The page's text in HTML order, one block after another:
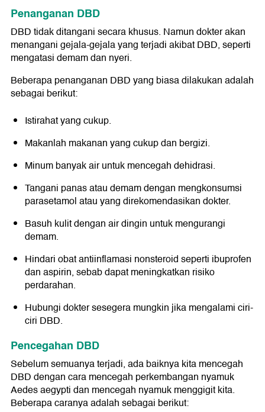
Penanganan DBD
DBD tidak ditangani secara khusus. Namun dokter akan
menangani gejala-gejala yang terjadi akibat DBD, seperti
mengatasi demam dan nyeri.
Beberapa penanganan DBD yang biasa dilakukan adalah
sebagai berikut:
Istirahat yang cukup.
Makanlah makanan yang cukup dan bergizi.
Minum banyak air untuk mencegah dehidrasi.
Tangani panas atau demam dengan mengkonsumsi
parasetamol atau yang direkomendasikan dokter.
Basuh kulit dengan air dingin untuk mengurangi
demam.
Hindari obat antiinflamasi nonsteroid seperti ibuprofen
dan aspirin, sebab dapat meningkatkan risiko
perdarahan.
Hubungi dokter sesegera mungkin jika mengalami ciri-
ciri DBD.
Pencegahan DBD
Sebelum semuanya terjadi, ada baiknya kita mencegah
DBD dengan cara mencegah perkembangan nyamuk
Aedes aegypti dan mencegah nyamuk menggigit kita.
Beberapa caranya adalah sebagai berikut: